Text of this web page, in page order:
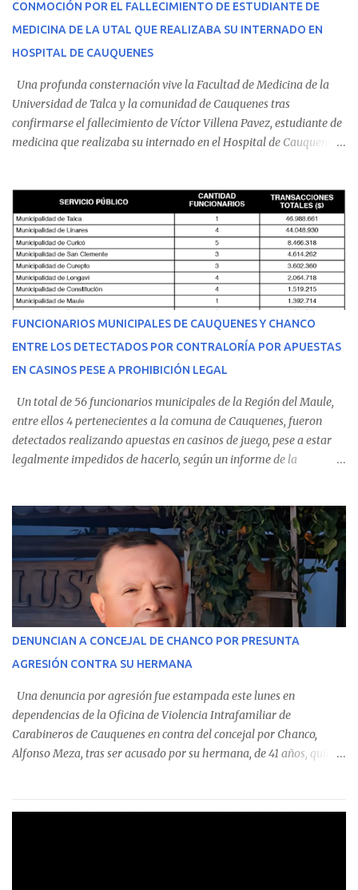
CONMOCIÓN POR EL FALLECIMIENTO DE ESTUDIANTE DE
MEDICINA DE LA UTAL QUE REALIZABA SU INTERNADO EN
HOSPITAL DE CAUQUENES
Una profunda consternación vive la Facultad de Medicina de la
Universidad de Talca y la comunidad de Cauquenes tras
confirmarse el fallecimiento de Víctor Villena Pavez, estudiante de
medicina que realizaba su internado en el Hospital de Cauquenes.
malestares físicos. Dada la complejidad de su estado de salud, el
equipo médico determinó su traslado de urgencia al Hospital
Regional de Talca y dado la urgencia la ambulancia partió hacia
Talca con escolta de Carabineros. En medio del traslado, el
estudiante de medicina de 25 años, se agravó y pese a los esfuerzos
del personal de emergencia terminó falleciendo, sin alcanzar a
recibir atención especializada en el centro de destino. Apenas se
conoció la gravedad de su condición, sus padres —residentes en
Villarrica— se trasladaron a Cauquenes con la esperanza de una
evolución favorable. No obstante, alrededo...
FUNCIONARIOS MUNICIPALES DE CAUQUENES Y CHANCO
ENTRE LOS DETECTADOS POR CONTRALORÍA POR APUESTAS
EN CASINOS PESE A PROHIBICIÓN LEGAL
Un total de 56 funcionarios municipales de la Región del Maule,
entre ellos 4 pertenecientes a la comuna de Cauquenes, fueron
detectados realizando apuestas en casinos de juego, pese a estar
legalmente impedidos de hacerlo, según un informe de la
estableció que estos funcionarios —quienes administran o
custodian fondos públicos— efectuaron transacciones por un
monto total de $116.075.918 entre enero de 2024 y junio de 2025.
En el detalle regional, se indica que en la comuna de Cauquenes se
identificó a cuatro funcionarios involucrados en este tipo de
operaciones. Asimismo, se precisa que uno de los casos
corresponde a un funcionario de la Municipalidad de Chanco,
detectaron incumplimientos a la normativa vigente. El informe
precisa que la mayor cantidad de dinero apostado se registró en
Talca, donde...
DENUNCIAN A CONCEJAL DE CHANCO POR PRESUNTA
AGRESIÓN CONTRA SU HERMANA
Una denuncia por agresión fue estampada este lunes en
dependencias de la Oficina de Violencia Intrafamiliar de
Carabineros de Cauquenes en contra del concejal por Chanco,
Alfonso Meza, tras ser acusado por su hermana, de 41 años, quien
relató que los hechos ocurrieron cerca de las 11:30 horas en el